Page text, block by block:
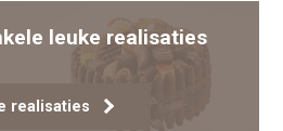
leuke realisaties
realisaties